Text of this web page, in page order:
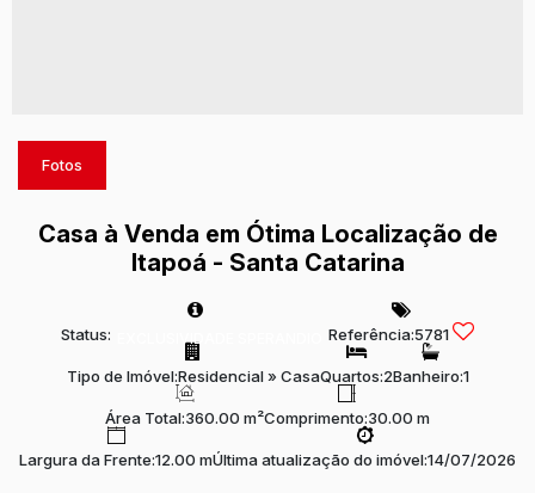
Fotos
Casa à Venda em Ótima Localização de
Itapoá - Santa Catarina
Status: EXCLUSIVIDADE SPERANDIO Referência:5781
Tipo de Imóvel:Residencial» CasaQuartos:2Banheiro:1
Área Total:360.00 m²Comprimento:30.00 m
Largura da Frente:12.00 mÚltima atualização do imóvel:14/07/2026